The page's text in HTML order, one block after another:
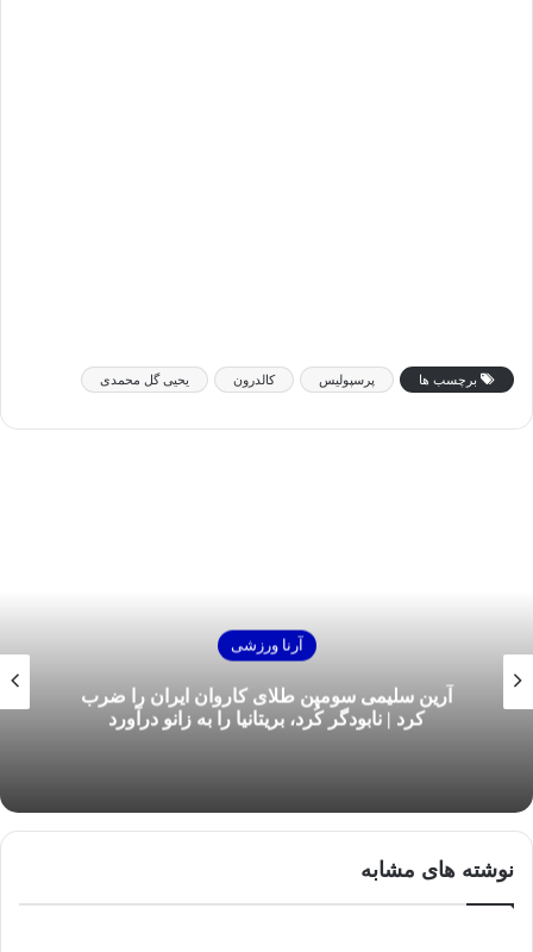
برچسب ها پرسپولیس کالدرون یحیی گل محمدی
آرنا ورزشی
آرین سلیمی سومین طلای کاروان ایران را ضرب
کرد | نابودگر کُرد، بریتانیا را به زانو درآورد
نوشته های مشابه